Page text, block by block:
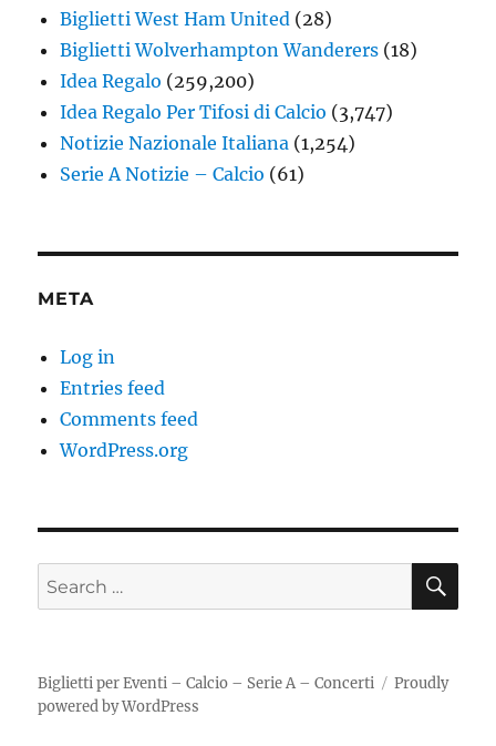
Biglietti West Ham United (28)
Biglietti Wolverhampton Wanderers (18)
Idea Regalo (259,200)
Idea Regalo Per Tifosi di Calcio (3,747)
Notizie Nazionale Italiana (1,254)
Serie A Notizie – Calcio (61)
META
Log in
Entries feed
Comments feed
WordPress.org
Search
for:
Biglietti per Eventi – Calcio – Serie A – Concerti
Proudly
powered by WordPress